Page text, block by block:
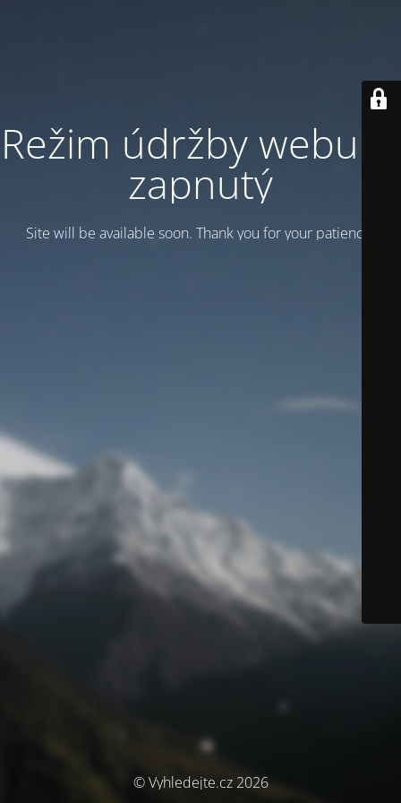
Režim údržby webu je
zapnutý
Site will be available soon. Thank you for your patience!
© Vyhledejte.cz 2026